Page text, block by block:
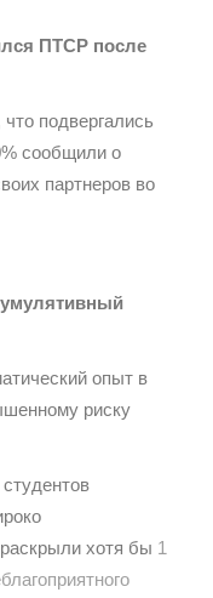
ПТСР после
подвергались
сообщили о
партнеров во
опыт в
риску
хотя бы 1